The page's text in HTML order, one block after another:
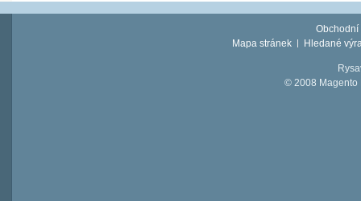
Obchodní
Mapa stránek
Hledané
© 2008 Magento